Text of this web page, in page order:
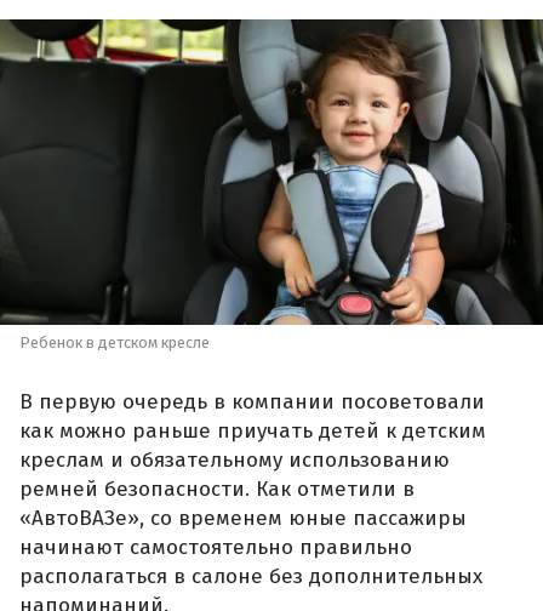
Ребенок в детском кресле
В первую очередь в компании посоветовали
как можно раньше приучать детей к детским
креслам и обязательному использованию
ремней безопасности. Как отметили в
«АвтоВАЗе», со временем юные пассажиры
начинают самостоятельно правильно
располагаться в салоне без дополнительных
напоминаний.